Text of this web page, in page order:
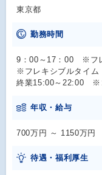
東京都
勤務時間
9：00～17：00 ※フ
※フレキシブルタイ
終業15:00～22:00 ※
年収・給与
700万円 ～ 1150万円
待遇・福利厚生